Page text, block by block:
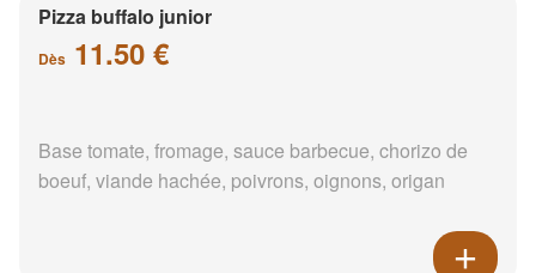
Pizza buffalo junior
Dès 11.50 €
Base tomate, fromage, sauce barbecue, chorizo de
boeuf, viande hachée, poivrons, oignons, origan